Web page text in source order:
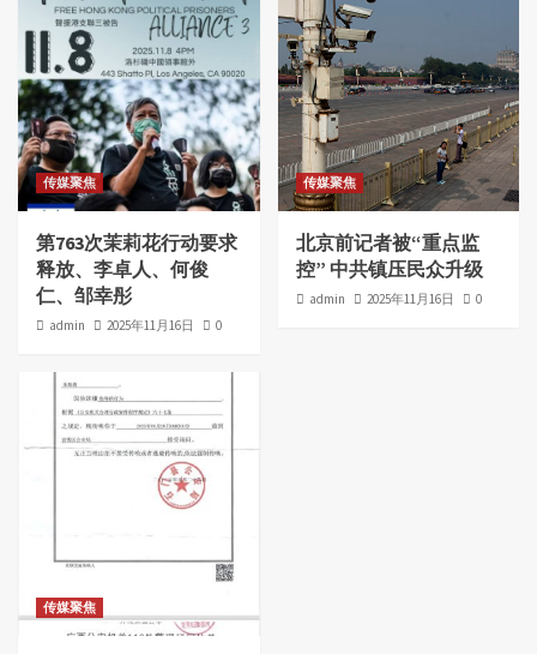
传媒聚焦
第763次茉莉花行动要求
释放、李卓人、何俊
仁、邹幸彤
admin 2025年11月16日 0
传媒聚焦
北京前记者被“重点监
控” 中共镇压民众升级
admin 2025年11月16日 0
传媒聚焦